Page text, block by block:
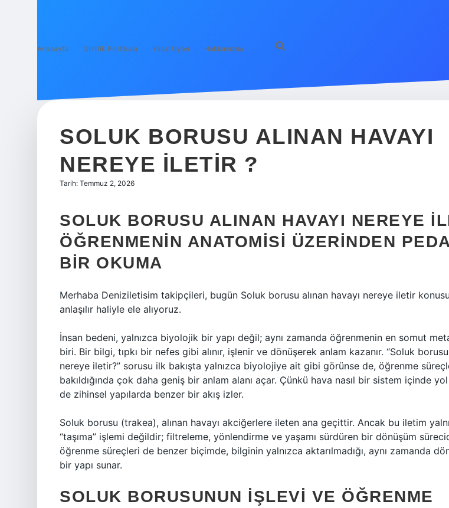
Anasayfa Gizlilik Politikası Yasal Uyarı Hakkımızda
SOLUK BORUSU ALINAN HAVAYI
NEREYE ILETIR ?
Tarih: Temmuz 2, 2026
SOLUK BORUSU ALINAN HAVAYI NEREYE
ÖĞRENMENIN ANATOMISI ÜZERINDEN
BIR OKUMA
Merhaba Deniziletisim takipçileri, bugün Soluk borusu alınan havayı nereye iletir
anlaşılır haliyle ele alıyoruz.
İnsan bedeni, yalnızca biyolojik bir yapı değil; aynı zamanda öğrenmenin en somut
biri. Bir bilgi, tıpkı bir nefes gibi alınır, işlenir ve dönüşerek anlam kazanır. “Soluk borusu
nereye iletir?” sorusu ilk bakışta yalnızca biyolojiye ait gibi görünse de, öğrenme
bakıldığında çok daha geniş bir anlam alanı açar. Çünkü hava nasıl bir sistem içinde
de zihinsel yapılarda benzer bir akış izler.
Soluk borusu (trakea), alınan havayı akciğerlere ileten ana geçittir. Ancak bu iletim
“taşıma” işlemi değildir; filtreleme, yönlendirme ve yaşamı sürdüren bir dönüşüm
öğrenme süreçleri de benzer biçimde, bilginin yalnızca aktarılmadığı, aynı zamanda
bir yapı sunar.
SOLUK BORUSUNUN IŞLEVI VE ÖĞRENME